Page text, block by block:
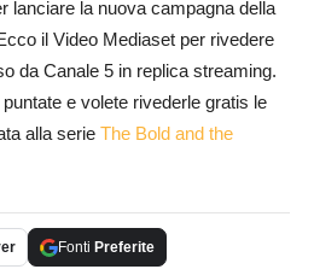
lanciare la nuova campagna della
il Video Mediaset per rivedere
da Canale 5 in replica streaming.
e volete rivederle gratis le
alla serie The Bold and the
Fonti Preferite